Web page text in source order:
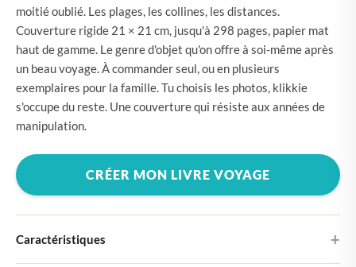
moitié oublié. Les plages, les collines, les distances.
Couverture rigide 21 × 21 cm, jusqu'à 298 pages, papier mat
haut de gamme. Le genre d'objet qu'on offre à soi-même après
un beau voyage. À commander seul, ou en plusieurs
exemplaires pour la famille. Tu choisis les photos, klikkie
s'occupe du reste. Une couverture qui résiste aux années de
manipulation.
CRÉER MON LIVRE VOYAGE
Caractéristiques